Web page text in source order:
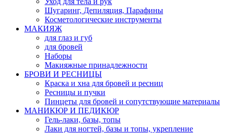
Шугаринг, Депиляция, Парафины
Косметологические инструменты
МАКИЯЖ
для глаз и губ
для бровей
Наборы
Макияжные принадлежности
БРОВИ И РЕСНИЦЫ
Краска и хна для бровей и ресниц
Ресницы и пучки
Пинцеты для бровей и сопутствующие материалы
МАНИКЮР И ПЕДИКЮР
Гель-лаки, базы, топы
Лаки для ногтей, базы и топы, укрепление